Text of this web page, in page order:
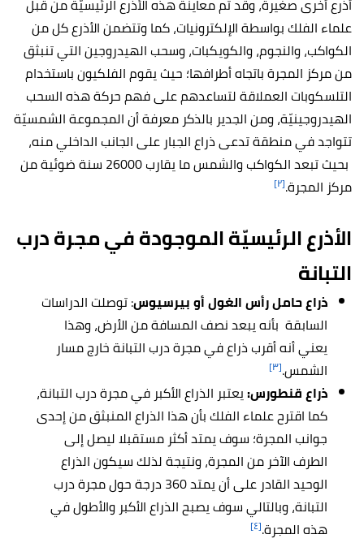
أذرع أخرى صغيرة، وقد تم معاينة هذه الأذرع الرئيسيّة من قبل
علماء الفلك بواسطة الإلكترونيات، كما وتتضمن الأذرع كل من
الكواكب، والنجوم، والكويكبات، وسحب الهيدروجين التي تنبثق
من مركز المجرة باتجاه أطرافها؛ حيث يقوم الفلكيون باستخدام
التلسكوبات العملاقة لتساعدهم على فهم حركة هذه السحب
الهيدروجينيّة، ومن الجدير بالذكر معرفة أن المجموعة الشمسيّة
تتواجد في منطقة تدعى ذراع الجبار على الجانب الداخلي منه،
بحيث تبعد الكواكب والشمس ما يقارب 26000 سنة ضوئية من
مركز المجرة.[٢]
الأذرع الرئيسيّة الموجودة في مجرة درب
التبانة
ذراع حامل رأس الغول أو بيرسيوس: توصلت الدراسات
السابقة بأنه يبعد نصف المسافة من الأرض، وهذا
يعني أنه أقرب ذراع في مجرة درب التبانة خارج مسار
الشمس.[٣]
ذراع قنطورس:يعتبر الذراع الأكبر في مجرة درب التبانة،
كما اقترح علماء الفلك بأن هذا الذراع المنبثق من إحدى
جوانب المجرة؛ سوف يمتد أكثر مستقبلا ليصل إلى
الطرف الآخر من المجرة، ونتيجة لذلك سيكون الذراع
الوحيد القادر على أن يمتد 360 درجة حول مجرة درب
التبانة، وبالتالي سوف يصبح الذراع الأكبر والأطول في
هذه المجرة.[٤]